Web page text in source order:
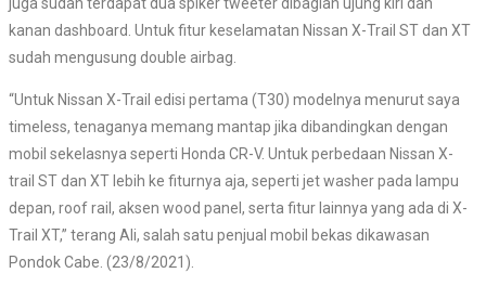
kanan dashboard. Untuk fitur keselamatan Nissan X-Trail ST dan XT
sudah mengusung double airbag.
“Untuk Nissan X-Trail edisi pertama (T30) modelnya menurut saya
timeless, tenaganya memang mantap jika dibandingkan dengan
mobil sekelasnya seperti Honda CR-V. Untuk perbedaan Nissan X-
trail ST dan XT lebih ke fiturnya aja, seperti jet washer pada lampu
depan, roof rail, aksen wood panel, serta fitur lainnya yang ada di X-
Trail XT,” terang Ali, salah satu penjual mobil bekas dikawasan
Pondok Cabe. (23/8/2021).